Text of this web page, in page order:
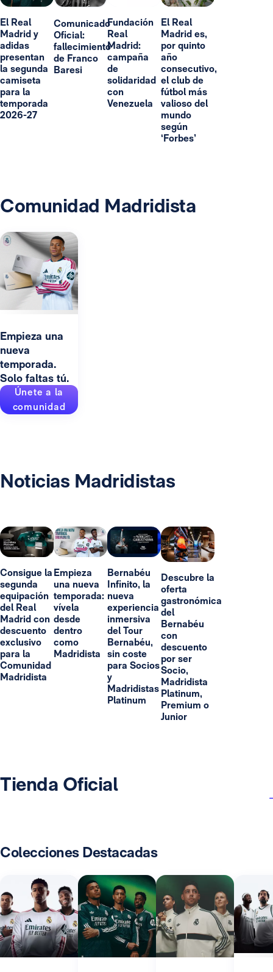
El Real
Madrid y
adidas
presentan
la segunda
camiseta
para la
temporada
2026-27
Comunicado
Oficial:
fallecimiento
de Franco
Baresi
Fundación
Real
Madrid:
campaña
de
solidaridad
con
Venezuela
El Real
Madrid es,
por quinto
año
consecutivo,
el club de
fútbol más
valioso del
mundo
según
‘Forbes’
Comunidad Madridista
Empieza una
nueva
temporada.
Solo faltas tú.
Únete a la
comunidad
Noticias Madridistas
Consigue la
segunda
equipación
del Real
Madrid con
descuento
exclusivo
para la
Comunidad
Madridista
Empieza
una nueva
temporada:
vívela
desde
dentro
como
Madridista
Bernabéu
Infinito, la
nueva
experiencia
inmersiva
del Tour
Bernabéu,
sin coste
para Socios
y
Madridistas
Platinum
Descubre la
oferta
gastronómica
del
Bernabéu
con
descuento
por ser
Socio,
Madridista
Platinum,
Premium o
Junior
Tienda Oficial
Colecciones Destacadas